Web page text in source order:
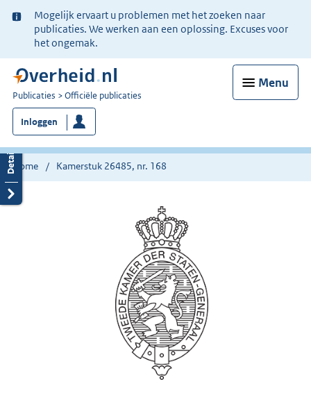
Ter
informatie:
Mogelijk ervaart u problemen met het zoeken naar
publicaties. We werken aan een oplossing. Excuses voor
het ongemak.
Menu
U
bent
nu
hier:
Publicaties Officiële publicaties
Inloggen
Home Kamerstuk 26485, nr. 168